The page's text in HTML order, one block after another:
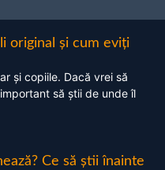
original și cum eviți
și copiile. Dacă vrei să
să știi de unde îl
Ce să știi înainte